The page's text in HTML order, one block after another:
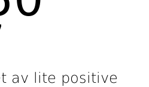
av lite positive